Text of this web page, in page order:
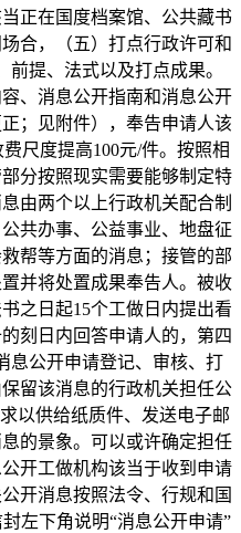
正在国度档案馆、公共藏书
合，（五）打点行政许可和
提、法式以及打点成果。
、消息公开指南和消息公开
；见附件），奉告申请人该
尺度提高100元/件。按照相
分按照现实需要能够制定特
由两个以上行政机关配合制
共办事、公益事业、地盘征
帮等方面的消息；接管的部
并将处置成果奉告人。被收
之日起15个工做日内提出看
刻日内回答申请人的，第四
息公开申请登记、审核、打
留该消息的行政机关担任公
以供给纸质件、发送电子邮
的景象。可以或许确定担任
开工做机构该当于收到申请
开消息按照法令、行规和国
左下角说明“消息公开申请”